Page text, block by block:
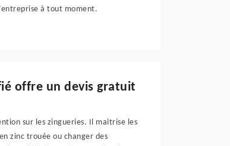
à tout moment.
offre un devis gratuit
sur les zingueries. Il maitrise les
zinc trouée ou changer des